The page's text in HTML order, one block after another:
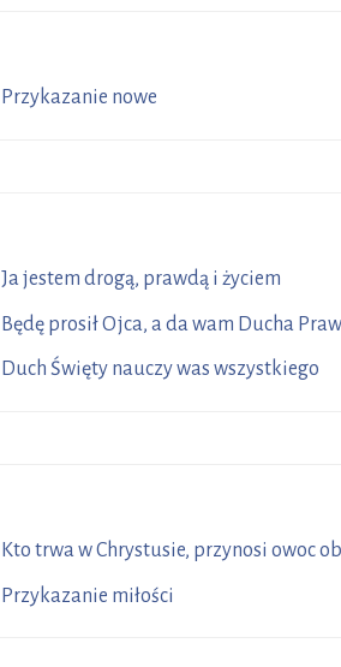
Przykazanie nowe
Ja jestem drogą, prawdą i życiem
Będę prosił Ojca, a da wam Ducha
Duch Święty nauczy was wszystkiego
Kto trwa w Chrystusie, przynosi owoc
Przykazanie miłości